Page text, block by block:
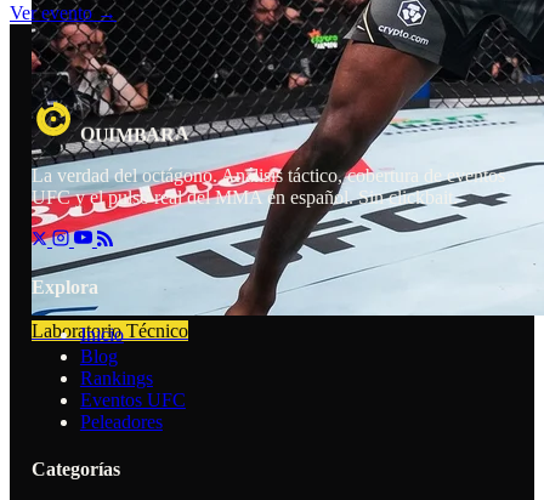
Laboratorio Técnico
Ver evento →
QUIMBARA
La verdad del octágono. Análisis táctico, cobertura de eventos
UFC y el pulso real del MMA en español. Sin clickbait.
Explora
Inicio
Blog
Rankings
Eventos UFC
Peleadores
Categorías